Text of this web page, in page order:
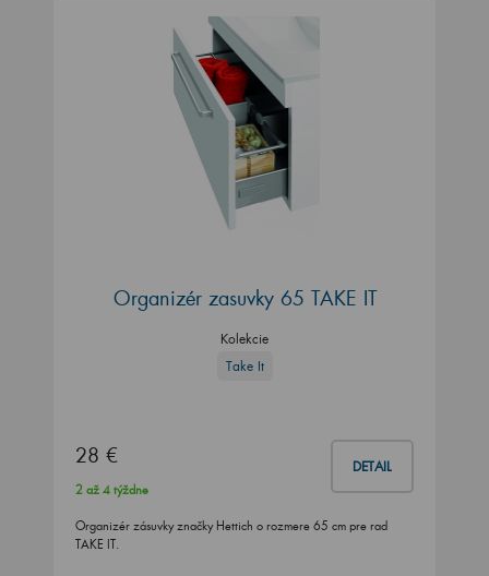
Organizér zasuvky 65 TAKE IT
Kolekcie
Take It
28 € DETAIL
2 až 4 týždne
Organizér zásuvky značky Hettich o rozmere 65 cm pre rad
TAKE IT.